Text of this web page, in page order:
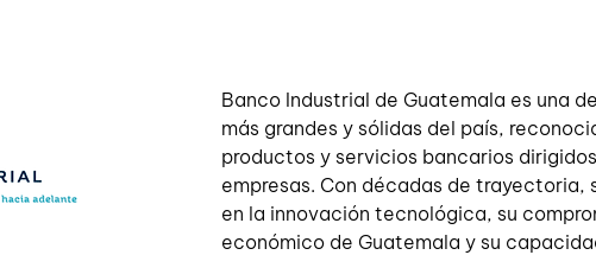
Banco Industrial de Guatemala es una
más grandes y sólidas del país,
productos y servicios bancarios
empresas. Con décadas de
en la innovación tecnológica, su
económico de Guatemala y su